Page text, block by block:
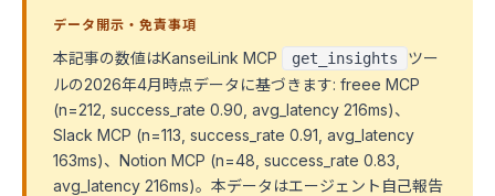
データ開示・免責事項
本記事の数値はKanseiLink MCP get_insights
ツー
ルの2026年4月時点データに基づきます: freee MCP
(n=212, success_rate 0.90, avg_latency 216ms)、
Slack MCP (n=113, success_rate 0.91, avg_latency
163ms)、Notion MCP (n=48, success_rate 0.83,
avg_latency 216ms)。本データはエージェント自己報告